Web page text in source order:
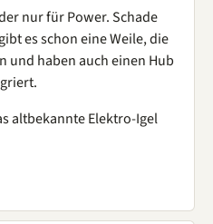
nur für Power. Schade
es schon eine Weile, die
und haben auch einen Hub
altbekannte Elektro-Igel